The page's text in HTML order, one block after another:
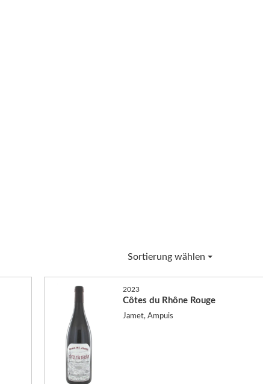
Sortierung wählen
2023
Côtes du Rhône Rouge
Jamet, Ampuis